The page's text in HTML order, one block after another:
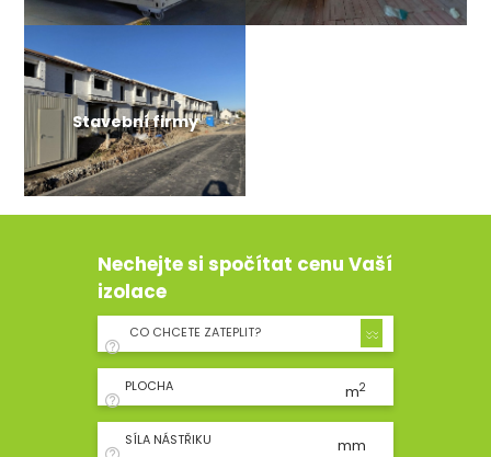
Stavební firmy
Nechejte si spočítat cenu Vaší
izolace
CO CHCETE ZATEPLIT?
PLOCHA m2
SÍLA NÁSTŘIKU mm